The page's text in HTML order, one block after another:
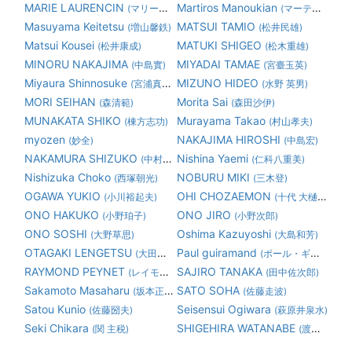
MARIE LAURENCIN (マリーローランサン) Martiros Manoukian (マーティロ マヌキアン)
Masuyama Keitetsu (増山馨鉄) MATSUI TAMIO (松井民雄)
Matsui Kousei (松井康成) MATUKI SHIGEO (松木重雄)
MINORU NAKAJIMA (中島實) MIYADAI TAMAE (宮臺玉英)
Miyaura Shinnosuke (宮浦真之助) MIZUNO HIDEO (水野 英男)
MORI SEIHAN (森清範) Morita Sai (森田沙伊)
MUNAKATA SHIKO (棟方志功) Murayama Takao (村山孝夫)
myozen (妙全) NAKAJIMA HIROSHI (中島宏)
NAKAMURA SHIZUKO (中村静子) Nishina Yaemi (仁科八重美)
Nishizuka Choko (西塚朝光) NOBURU MIKI (三木登)
OGAWA YUKIO (小川裕起夫) OHI CHOZAEMON (十代 大樋長左衛門)
ONO HAKUKO (小野珀子) ONO JIRO (小野次郎)
ONO SOSHI (大野草思) Oshima Kazuyoshi (大島和芳)
OTAGAKI LENGETSU (大田垣蓮月) Paul guiramand (ポール・ギヤマン)
RAYMOND PEYNET (レイモン・ペイネ) SAJIRO TANAKA (田中佐次郎)
Sakamoto Masaharu (坂本正春) SATO SOHA (佐藤走波)
Satou Kunio (佐藤圀夫) Seisensui Ogiwara (萩原井泉水)
Seki Chikara (関 主税) SHIGEHIRA WATANABE (渡邊繁平)